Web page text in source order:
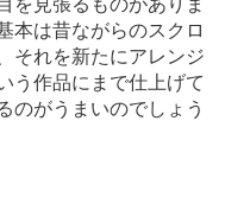
本は昔ながらのスクロ
れを新たにアレンジ
う作品にまで仕上げて
のがうまいのでしょう